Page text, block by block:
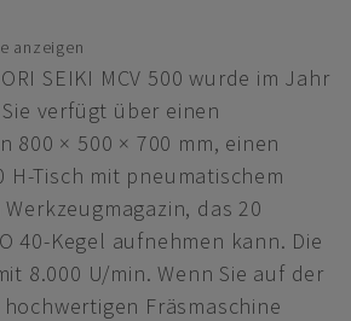
anzeigen
SEIKI MCV 500 wurde im Jahr
verfügt über einen
800 × 500 × 700 mm, einen
H-Tisch mit pneumatischem
das 20
40-Kegel aufnehmen kann. Die
8.000 U/min. Wenn Sie auf der
Fräsmaschine